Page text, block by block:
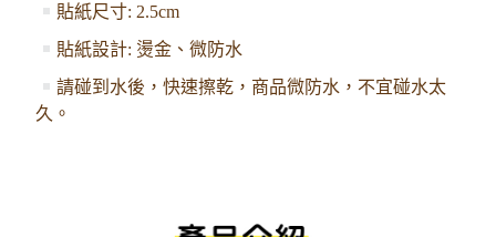
貼紙尺寸: 2.5cm
貼紙設計: 燙金、微防水
請碰到水後，快速擦乾，商品微防水，不宜碰水太
久。